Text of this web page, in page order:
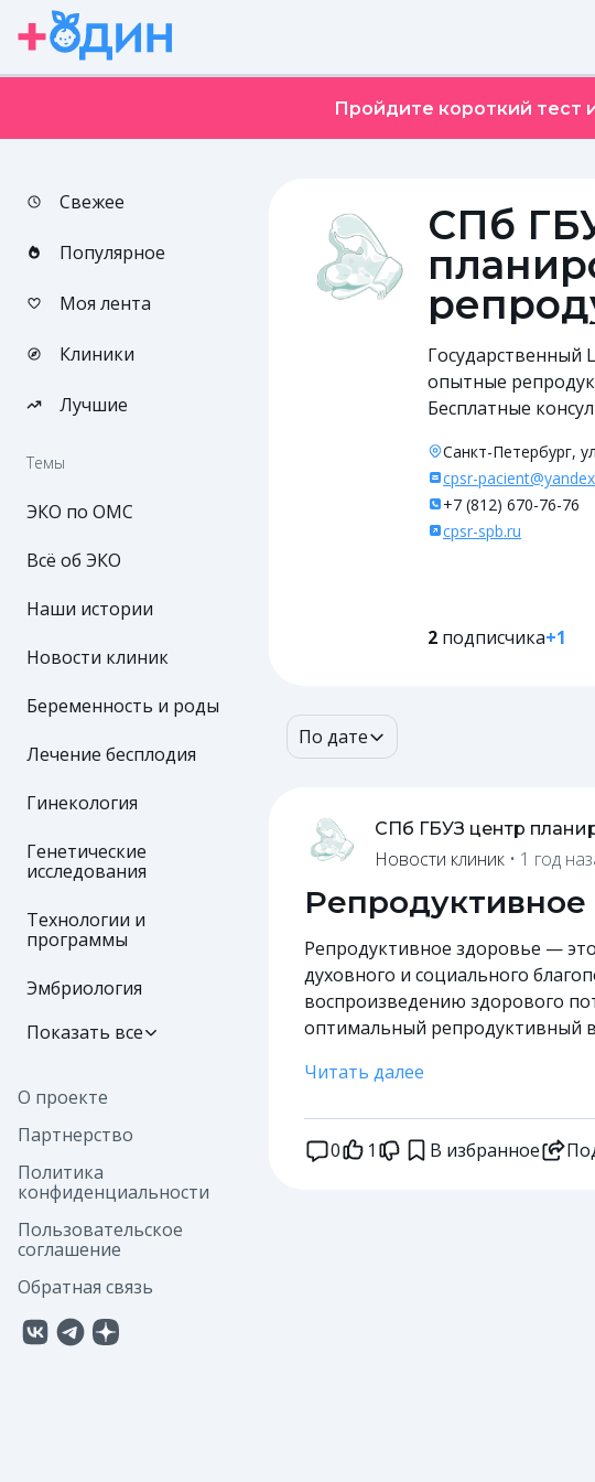
Пройдите короткий тест
Свежее
Популярное
Моя лента
Клиники
Лучшие
Темы
ЭКО по ОМС
Всё об ЭКО
Наши истории
Новости клиник
Беременность и роды
Лечение бесплодия
Гинекология
Генетические
исследования
Технологии и
программы
Эмбриология
Показать все
О проекте
Партнерство
Политика
конфиденциальности
Пользовательское
соглашение
Обратная связь
СПб
Государственный
опытные
Бесплатные
Санкт-Петербург,
cpsr-
+7 (812) 670-76-76
cpsr-spb.ru
2 подписчика+1
По дате
СПб ГБУЗ центр
Новости клиник • 1 год
Репродуктивное
Репродуктивное здоровье —
духовного и социального
воспроизведению здорового
оптимальный репродуктивный
Читать далее
0 1 В избранное